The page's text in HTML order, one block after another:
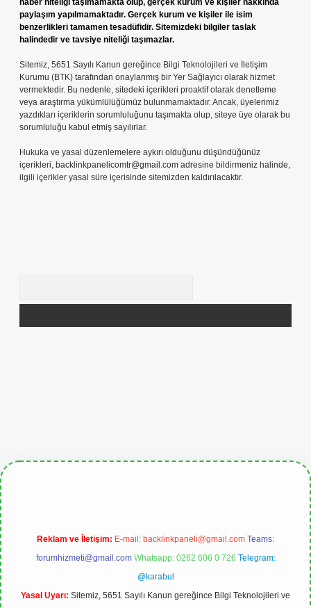
haber niteliği taşımamakta olup, gerçek kurum ve kişiler hakkında
paylaşım yapılmamaktadır. Gerçek kurum ve kişiler ile isim
benzerlikleri tamamen tesadüfidir. Sitemizdeki bilgiler taslak
halindedir ve tavsiye niteliği taşımazlar.
Sitemiz, 5651 Sayılı Kanun gereğince Bilgi Teknolojileri ve İletişim
Kurumu (BTK) tarafından onaylanmış bir Yer Sağlayıcı olarak hizmet
vermektedir. Bu nedenle, sitedeki içerikleri proaktif olarak denetleme
veya araştırma yükümlülüğümüz bulunmamaktadır. Ancak, üyelerimiz
yazdıkları içeriklerin sorumluluğunu taşımakta olup, siteye üye olarak bu
sorumluluğu kabul etmiş sayılırlar.
Hukuka ve yasal düzenlemelere aykırı olduğunu düşündüğünüz
içerikleri, backlinkpanelicomtr@gmail.com adresine bildirmeniz halinde,
ilgili içerikler yasal süre içerisinde sitemizden kaldırılacaktır.
Reklam ve İletişim: E-mail: backlinkpaneli@gmail.com Teams:
forumhizmeti@gmail.com Whatsapp: 0262 606 0 726 Telegram:
@karabul
Yasal Uyarı: Sitemiz, 5651 Sayılı Kanun gereğince Bilgi Teknolojileri ve